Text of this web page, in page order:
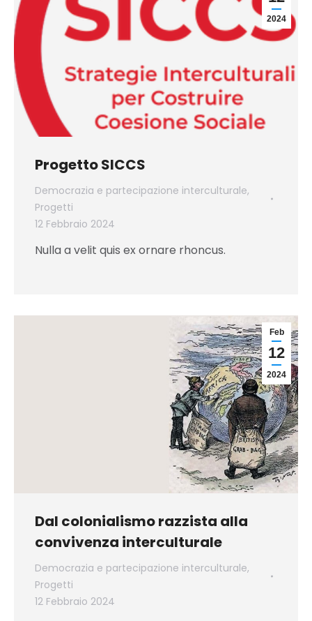
2024
Progetto SICCS
Democrazia e partecipazione interculturale,
Progetti
12 Febbraio 2024
Nulla a velit quis ex ornare rhoncus.
Feb
12
2024
Dal colonialismo razzista alla
convivenza interculturale
Democrazia e partecipazione interculturale,
Progetti
12 Febbraio 2024